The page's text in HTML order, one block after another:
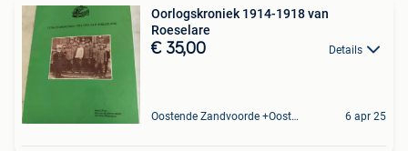
Oorlogskroniek 1914-1918 van
Roeselare
€ 35,00 Details
Oostende Zandvoorde +Oostende 6 apr 25